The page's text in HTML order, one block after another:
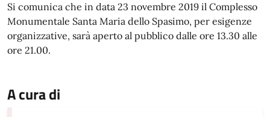
Si comunica che in data 23 novembre 2019 il Complesso
Monumentale Santa Maria dello Spasimo, per esigenze
organizzative, sarà aperto al pubblico dalle ore 13.30 alle
ore 21.00.
A cura di